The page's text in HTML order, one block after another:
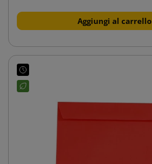
Aggiungi al carrello